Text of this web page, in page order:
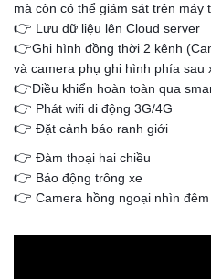
mà còn có thể giám sát trên máy
👉 Lưu dữ liệu lên Cloud server
👉Ghi hình đồng thời 2 kênh
và camera phụ ghi hình phía sau
👉Điều khiển hoàn toàn qua
👉 Phát wifi di động 3G/4G
👉 Đặt cảnh báo ranh giới
👉 Đàm thoại hai chiều
👉 Báo động trông xe
👉 Camera hồng ngoại nhìn đêm